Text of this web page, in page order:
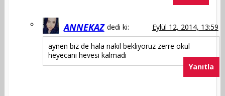
ANNEKAZ dedi ki: Eylül 12, 2014, 13:59
aynen biz de hala nakil bekliyoruz zerre okul
heyecanı hevesi kalmadı
Yanıtla